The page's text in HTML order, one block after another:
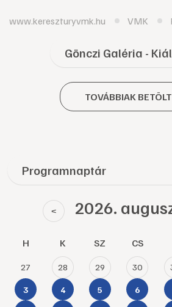
www.kereszturyvmk.hu VMK
Gönczi Galéria -
TOVÁBBIAK
Programnaptár
< 2026.
H K SZ CS
27 28 29 30
3 4 5 6